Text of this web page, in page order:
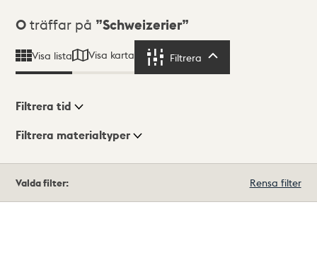
Sökresultat
0 träffar på Schweizerier
Visa lista Visa karta Filtrera
Visningsläge
Filtrera tid
Filtrera materialtyper
träffar
Valda filter: Rensa filter